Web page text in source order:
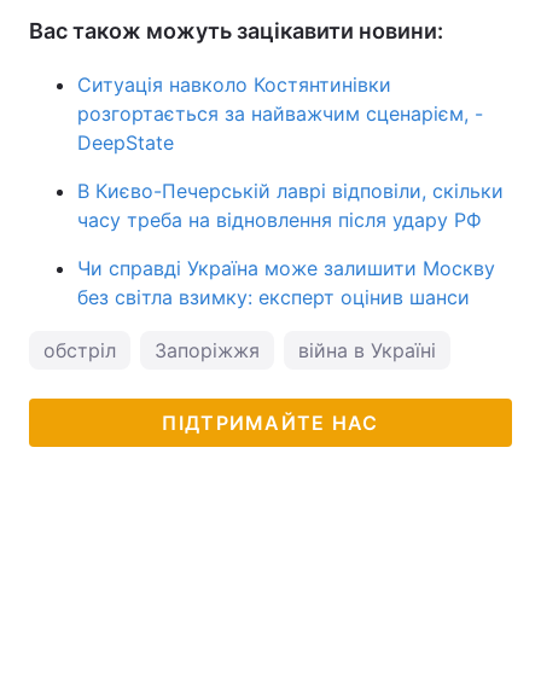
Вас також можуть зацікавити новини:
Ситуація навколо Костянтинівки
розгортається за найважчим сценарієм, -
DeepState
В Києво-Печерській лаврі відповіли, скільки
часу треба на відновлення після удару РФ
Чи справді Україна може залишити Москву
без світла взимку: експерт оцінив шанси
обстріл Запоріжжя війна в Україні
ПІДТРИМАЙТЕ НАС